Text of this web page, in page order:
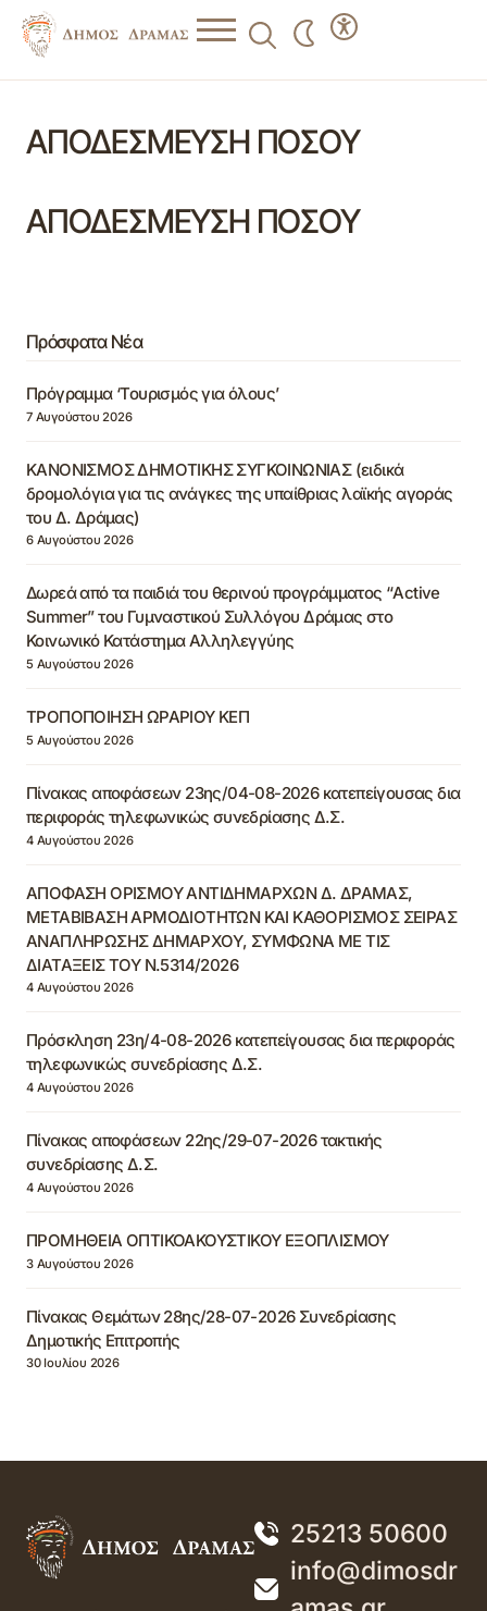
ΑΠΟΔΕΣΜΕΥΣΗ ΠΟΣΟΥ
ΑΠΟΔΕΣΜΕΥΣΗ ΠΟΣΟΥ
Πρόσφατα Νέα
Πρόγραμμα ‘Τουρισμός για όλους’
7 Αυγούστου 2026
ΚΑΝΟΝΙΣΜΟΣ ΔΗΜΟΤΙΚΗΣ ΣΥΓΚΟΙΝΩΝΙΑΣ (ειδικά
δρομολόγια για τις ανάγκες της υπαίθριας λαϊκής αγοράς
του Δ. Δράμας)
6 Αυγούστου 2026
Δωρεά από τα παιδιά του θερινού προγράμματος “Active
Summer” του Γυμναστικού Συλλόγου Δράμας στο
Κοινωνικό Κατάστημα Αλληλεγγύης
5 Αυγούστου 2026
ΤΡΟΠΟΠΟΙΗΣΗ ΩΡΑΡΙΟΥ ΚΕΠ
5 Αυγούστου 2026
Πίνακας αποφάσεων 23ης/04-08-2026 κατεπείγουσας δια
περιφοράς τηλεφωνικώς συνεδρίασης Δ.Σ.
4 Αυγούστου 2026
ΑΠΟΦΑΣΗ ΟΡΙΣΜΟΥ ΑΝΤΙΔΗΜΑΡΧΩΝ Δ. ΔΡΑΜΑΣ,
ΜΕΤΑΒΙΒΑΣΗ ΑΡΜΟΔΙΟΤΗΤΩΝ ΚΑΙ ΚΑΘΟΡΙΣΜΟΣ ΣΕΙΡΑΣ
ΑΝΑΠΛΗΡΩΣΗΣ ΔΗΜΑΡΧΟΥ, ΣΥΜΦΩΝΑ ΜΕ ΤΙΣ
ΔΙΑΤΑΞΕΙΣ ΤΟΥ Ν.5314/2026
4 Αυγούστου 2026
Πρόσκληση 23η/4-08-2026 κατεπείγουσας δια περιφοράς
τηλεφωνικώς συνεδρίασης Δ.Σ.
4 Αυγούστου 2026
Πίνακας αποφάσεων 22ης/29-07-2026 τακτικής
συνεδρίασης Δ.Σ.
4 Αυγούστου 2026
ΠΡΟΜΗΘΕΙΑ ΟΠΤΙΚΟΑΚΟΥΣΤΙΚΟΥ ΕΞΟΠΛΙΣΜΟΥ
3 Αυγούστου 2026
Πίνακας Θεμάτων 28ης/28-07-2026 Συνεδρίασης
Δημοτικής Επιτροπής
30 Ιουλίου 2026
25213 50600
info@dimosdr